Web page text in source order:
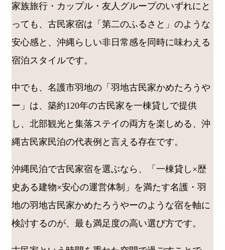
家族旅行・カップル・友人グループのいずれにと
っても、古民家宿は「第二のふるさと」のような
安心感と、沖縄らしい非日常感を同時に味わえる
宿泊スタイルです。
中でも、名護市羽地の「羽地古民家かめたろうや
ー」は、築約120年の古民家を一棟貸しで提供
し、北部観光と集落ステイの両方を楽しめる、沖
縄古民家民泊の代表例と言える存在です。
沖縄民泊で古民家宿を選ぶなら、「一棟貸し×歴
史ある建物×安心の運営体制」を満たす名護・羽
地の羽地古民家かめたろうやーのような宿を軸に
検討するのが、最も満足度の高い選び方です。